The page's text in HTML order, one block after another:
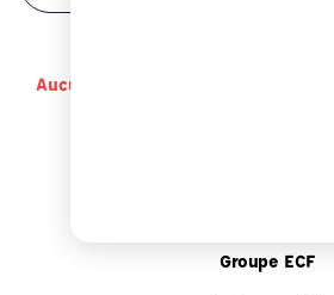
Aucun centre a des disponibilité
Groupe ECF